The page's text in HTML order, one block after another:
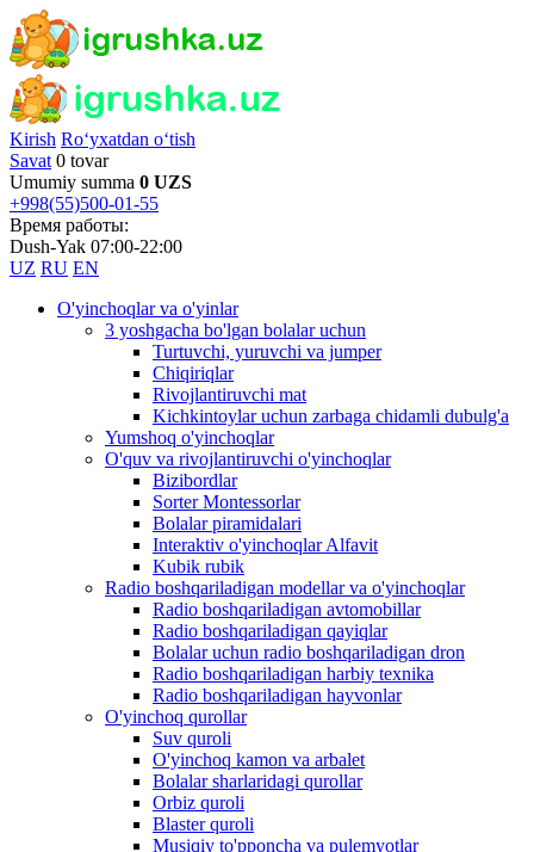
Kirish Ro‘yxatdan o‘tish
Savat 0 tovar
Umumiy summa 0 UZS
+998(55)500-01-55
Время работы:
Dush-Yak 07:00-22:00
UZ RU EN
O'yinchoqlar va o'yinlar
3 yoshgacha bo'lgan bolalar uchun
Turtuvchi, yuruvchi va jumper
Chiqiriqlar
Rivojlantiruvchi mat
Kichkintoylar uchun zarbaga chidamli dubulg'a
Yumshoq o'yinchoqlar
O'quv va rivojlantiruvchi o'yinchoqlar
Bizibordlar
Sorter Montessorlar
Bolalar piramidalari
Interaktiv o'yinchoqlar Alfavit
Kubik rubik
Radio boshqariladigan modellar va o'yinchoqlar
Radio boshqariladigan avtomobillar
Radio boshqariladigan qayiqlar
Bolalar uchun radio boshqariladigan dron
Radio boshqariladigan harbiy texnika
Radio boshqariladigan hayvonlar
O'yinchoq qurollar
Suv quroli
O'yinchoq kamon va arbalet
Bolalar sharlaridagi qurollar
Orbiz quroli
Blaster quroli
Musiqiy to'pponcha va pulemyotlar